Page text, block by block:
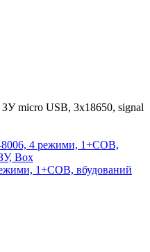
micro USB, 3x18650, signal
1+COB, вбудований